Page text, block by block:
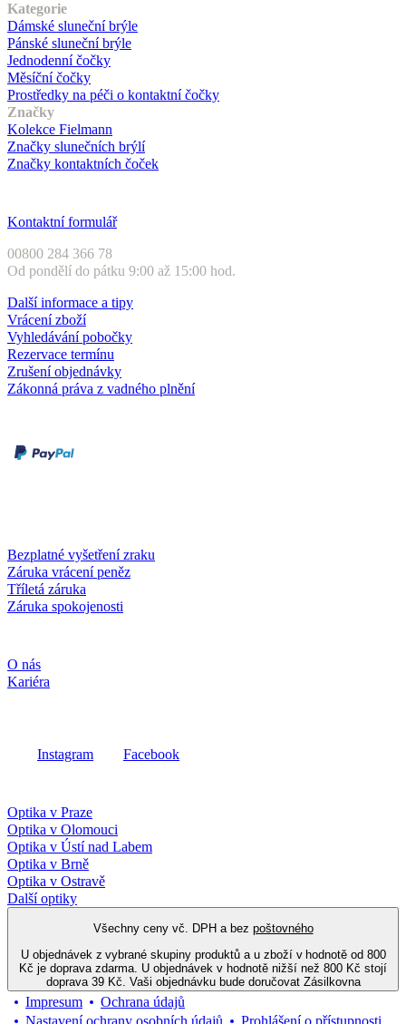
Kategorie
Dámské sluneční brýle
Pánské sluneční brýle
Jednodenní čočky
Měsíční čočky
Prostředky na péči o kontaktní čočky
Značky
Kolekce Fielmann
Značky slunečních brýlí
Značky kontaktních čoček
Kontaktní formulář
00800 284 366 78
Od pondělí do pátku 9:00 až 15:00 hod.
Další informace a tipy
Vrácení zboží
Vyhledávání pobočky
Rezervace termínu
Zrušení objednávky
Zákonná práva z vadného plnění
Bezplatné vyšetření zraku
Záruka vrácení peněz
Tříletá záruka
Záruka spokojenosti
O nás
Kariéra
Instagram Facebook
Optika v Praze
Optika v Olomouci
Optika v Ústí nad Labem
Optika v Brně
Optika v Ostravě
Další optiky
Všechny ceny vč. DPH a bez poštovného
U objednávek z vybrané skupiny produktů a u zboží v hodnotě od 800
Kč je doprava zdarma. U objednávek v hodnotě nižší než 800 Kč stojí
doprava 39 Kč. Vaši objednávku bude doručovat Zásilkovna
Impresum
Ochrana údajů
Nastavení ochrany osobních údajů
Prohlášení o přístupnosti